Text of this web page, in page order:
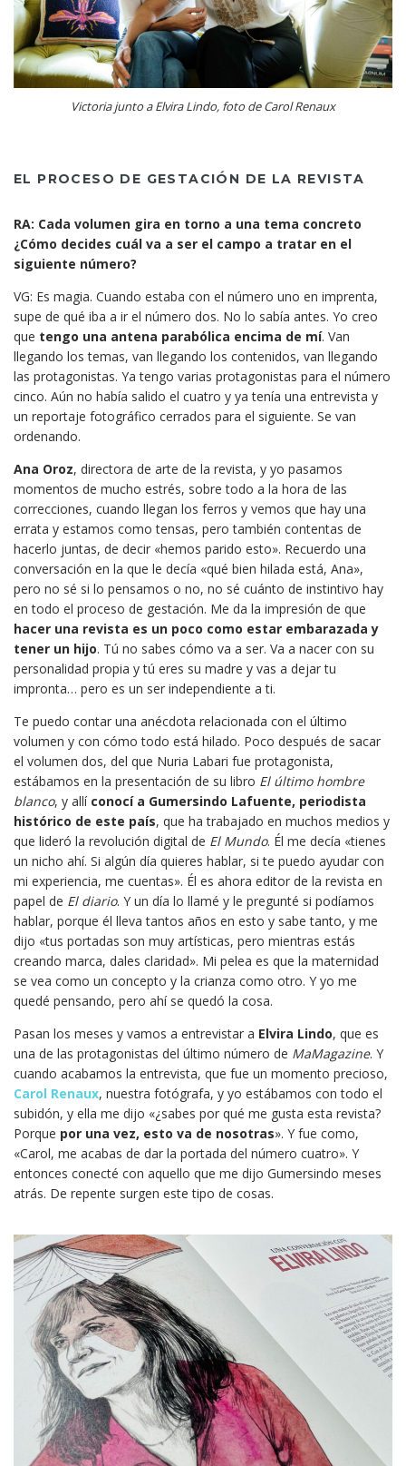
Victoria junto a Elvira Lindo, foto de Carol Renaux
EL PROCESO DE GESTACIÓN DE LA REVISTA
RA: Cada volumen gira en torno a una tema concreto
¿Cómo decides cuál va a ser el campo a tratar en el
siguiente número?
VG: Es magia. Cuando estaba con el número uno en imprenta,
supe de qué iba a ir el número dos. No lo sabía antes. Yo creo
que tengo una antena parabólica encima de mí. Van
llegando los temas, van llegando los contenidos, van llegando
las protagonistas. Ya tengo varias protagonistas para el número
cinco. Aún no había salido el cuatro y ya tenía una entrevista y
un reportaje fotográfico cerrados para el siguiente. Se van
ordenando.
Ana Oroz, directora de arte de la revista, y yo pasamos
momentos de mucho estrés, sobre todo a la hora de las
correcciones, cuando llegan los ferros y vemos que hay una
errata y estamos como tensas, pero también contentas de
hacerlo juntas, de decir «hemos parido esto». Recuerdo una
conversación en la que le decía «qué bien hilada está, Ana»,
pero no sé si lo pensamos o no, no sé cuánto de instintivo hay
en todo el proceso de gestación. Me da la impresión de que
hacer una revista es un poco como estar embarazada y
tener un hijo. Tú no sabes cómo va a ser. Va a nacer con su
personalidad propia y tú eres su madre y vas a dejar tu
impronta… pero es un ser independiente a ti.
Te puedo contar una anécdota relacionada con el último
volumen y con cómo todo está hilado. Poco después de sacar
el volumen dos, del que Nuria Labari fue protagonista,
estábamos en la presentación de su libro El último hombre
blanco, y allí conocí a Gumersindo Lafuente, periodista
histórico de este país, que ha trabajado en muchos medios y
que lideró la revolución digital de El Mundo. Él me decía «tienes
un nicho ahí. Si algún día quieres hablar, si te puedo ayudar con
mi experiencia, me cuentas». Él es ahora editor de la revista en
papel de El diario. Y un día lo llamé y le pregunté si podíamos
hablar, porque él lleva tantos años en esto y sabe tanto, y me
dijo «tus portadas son muy artísticas, pero mientras estás
creando marca, dales claridad». Mi pelea es que la maternidad
se vea como un concepto y la crianza como otro. Y yo me
quedé pensando, pero ahí se quedó la cosa.
Pasan los meses y vamos a entrevistar a Elvira Lindo, que es
una de las protagonistas del último número de MaMagazine. Y
cuando acabamos la entrevista, que fue un momento precioso,
Carol Renaux, nuestra fotógrafa, y yo estábamos con todo el
subidón, y ella me dijo «¿sabes por qué me gusta esta revista?
Porque por una vez, esto va de nosotras». Y fue como,
«Carol, me acabas de dar la portada del número cuatro». Y
entonces conecté con aquello que me dijo Gumersindo meses
atrás. De repente surgen este tipo de cosas.